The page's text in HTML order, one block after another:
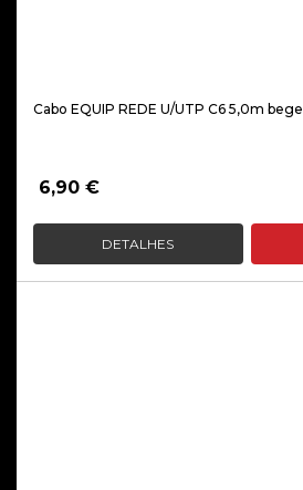
Cabo EQUIP REDE U/UTP C6 5,0m bege
6,90 €
DETALHES